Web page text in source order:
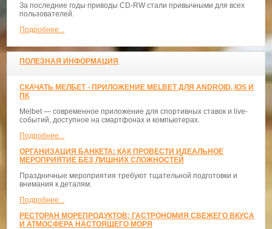
За последние годы приводы CD-RW стали привычными для всех
пользователей.
Подробнее...
ПОЛЕЗНАЯ ИНФОРМАЦИЯ
СКАЧАТЬ МЕЛБЕТ - ПРИЛОЖЕНИЕ MELBET ДЛЯ ANDROID, IOS И
ПК
Melbet — современное приложение для спортивных ставок и live-
событий, доступное на смартфонах и компьютерах.
Подробнее...
ОРГАНИЗАЦИЯ БАНКЕТА: КАК ПРОВЕСТИ ИДЕАЛЬНОЕ
МЕРОПРИЯТИЕ БЕЗ ЛИШНИХ СЛОЖНОСТЕЙ
Праздничные мероприятия требуют тщательной подготовки и
внимания к деталям.
Подробнее...
РЕСТОРАН МОРЕПРОДУКТОВ: ГАСТРОНОМИЯ СВЕЖЕГО ВКУСА
И АТМОСФЕРА НАСТОЯЩЕГО МОРЯ